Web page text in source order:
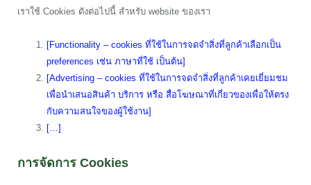
เราใช้ Cookies ดังต่อไปนี้ สำหรับ website ของเรา
[Functionality – cookies ที่ใช้ในการจดจำสิ่งที่ลูกค้าเลือกเป็น
preferences เช่น ภาษาที่ใช้ เป็นต้น]
[Advertising – cookies ที่ใช้ในการจดจำสิ่งที่ลูกค้าเคยเยี่ยมชม
เพื่อนำเสนอสินค้า บริการ หรือ สื่อโฆษณาที่เกี่ยวของเพื่อให้ตรง
กับความสนใจของผู้ใช้งาน]
[…]
การจัดการ Cookies